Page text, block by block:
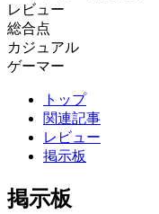
レビュー
総合点
カジュアル
ゲーマー
トップ
関連記事
レビュー
掲示板
掲示板